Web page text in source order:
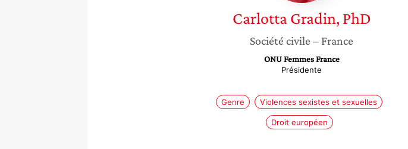
Carlotta Gradin, PhD
Société civile – France
ONU Femmes France
Présidente
Genre Violences sexistes et sexuelles
Droit européen